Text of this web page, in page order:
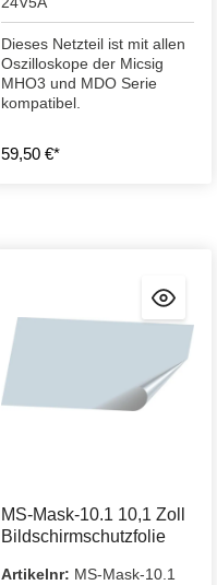
Dieses Netzteil ist mit allen
Oszilloskope der Micsig
MHO3 und MDO Serie
kompatibel.
59,50 €*
MS-Mask-10.1 10,1 Zoll
Bildschirmschutzfolie
Artikelnr: MS-Mask-10.1